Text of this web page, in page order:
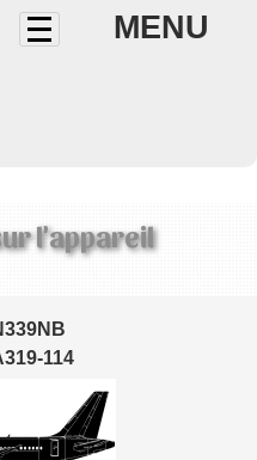
MENU
l'appareil
114